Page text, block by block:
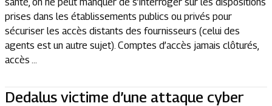
prises dans les établissements publics ou privés pour
sécuriser les accès distants des fournisseurs (celui des
agents est un autre sujet). Comptes d’accès jamais clôturés,
accès ...
Dedalus victime d’une attaque cyber